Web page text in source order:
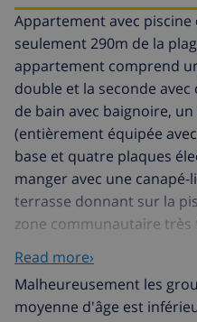
Appartement avec
seulement 290m de la
appartement comprend
double et la seconde
de bain avec baignoire,
(entièrement équipée
base et quatre plaques
manger avec une canapé-
terrasse donnant sur la
zone communautaire
grande piscine, où vous
profiter de vos vacances.
proche de Riells Beach.
de Riells, vous trouverez
Read more›
Malheureusement les
moyenne d'âge est